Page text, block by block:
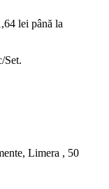
lei până la
Set.
Limera , 50